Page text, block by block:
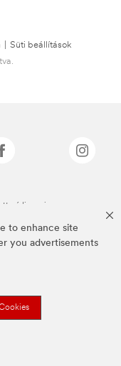
to enhance site
you advertisements
Süti beállítások
védjegyei.